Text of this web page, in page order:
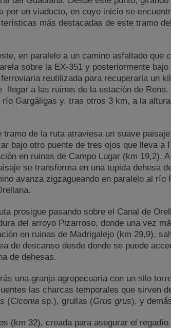
por un viaducto, en cuyo inicio se
más destacadas de este tramo del
en paralelo a un camino asfaltado que
sobre la EX-351 y posteriormente
reutilizada para recuperarla un
a las ruinas de la estación de
Gargáligas y, tras otros 3 km, a la
tramo de la ruta atraviesa un suave
bajo otro puente de tres ojos que lleva a
en ruinas de Campo Lugar (km 19,2).
se transforma en una tupida dehesa
avanza zigzagueando en paralelo al
prosigue pasando sobre el Canal de
del arroyo Pizarroso, donde una vez
en ruinas de Madrigalejo (km 29,9),
de descanso desde donde se puede
de dehesas.
una granja agropecuaria con un silo
las charcas temporales que sirven
(Ciconia sp.), grullas (Grus grus), y
(km 32), creada para asegurar el regadío